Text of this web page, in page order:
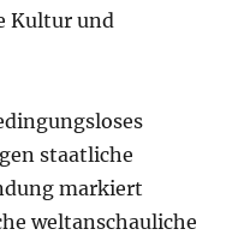
Kultur und
staatliche
markiert
weltanschauliche